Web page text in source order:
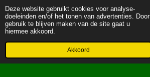
Deze website gebruikt cookies voor analyse-
doeleinden en/of het tonen van advertenties. Door
gebruik te blijven maken van de site gaat u
hiermee akkoord.
Akkoord
Telefoonnummer